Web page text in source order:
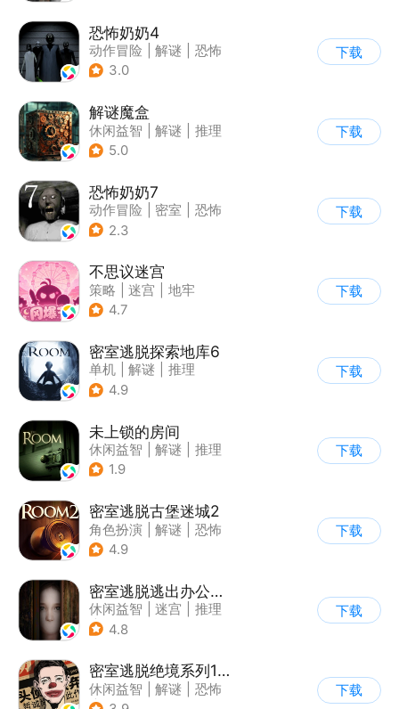
恐怖奶奶4
动作冒险 解谜
恐怖
| 恐怖奶奶
3.0
下载
解谜魔盒
休闲益智 解谜
推理
| 烧脑
5.0
下载
恐怖奶奶7
动作冒险 密室
恐怖
| 恐怖奶奶
2.3
下载
不思议迷宫
策略 迷宫
地牢
| 史莱姆
4.7
下载
密室逃脱探索地库6
单机 解谜
推理
| 写实
4.9
下载
未上锁的房间
休闲益智 解谜
推理
| 端游移植
1.9
下载
密室逃脱古堡迷城2
角色扮演 解谜
恐怖
| 密室逃脱
4.9
下载
密室逃脱逃出办公室3
休闲益智 迷宫
推理
| 密室逃脱
4.8
下载
密室逃脱绝境系列11游乐园
休闲益智 解谜
恐怖
下载